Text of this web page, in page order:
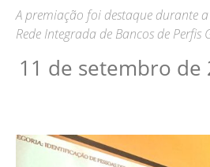
A premiação foi destaque durante
Rede Integrada de Bancos de Perfis
11 de setembro de